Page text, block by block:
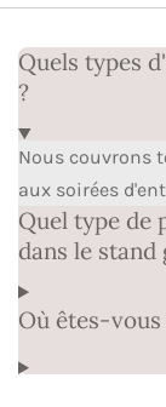
Quels types
?
Nous couvrons
aux soirées
Quel type de
dans le stand
Où êtes-vous